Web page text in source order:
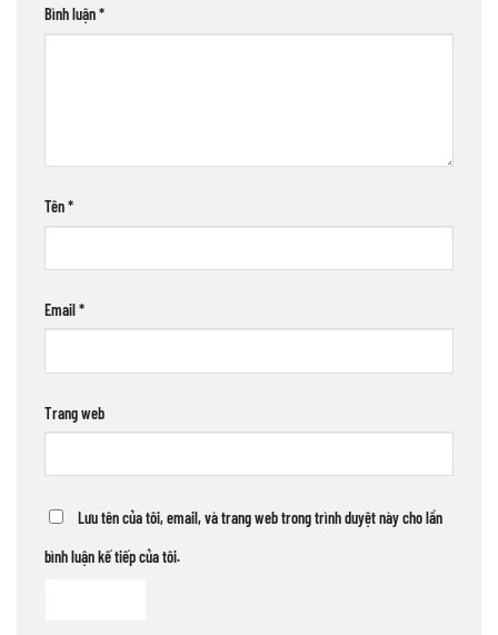
Bình luận*
Tên*
Email*
Trang web
Lưu tên của tôi, email, và trang web trong trình duyệt này cho lần
bình luận kế tiếp của tôi.